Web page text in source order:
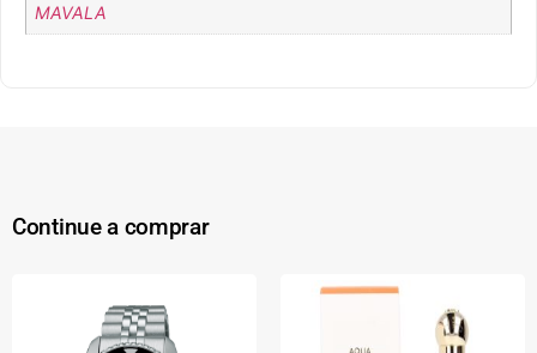
MAVALA
Continue a comprar